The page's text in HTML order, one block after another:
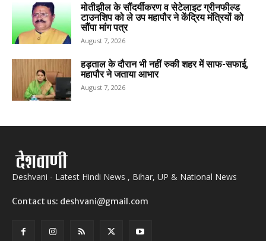
मोतीझील के सौंदर्यीकरण व सेटेलाइट ग्रीनफील्ड
टाउनशिप को ले उप महापौर ने केंद्रिय मंत्रियों को
सौंपा मांग पत्र
August 7, 2026
हड़ताल के दौरान भी नहीं रुकी शहर में साफ-सफाई,
महापौर ने जताया आभार
August 7, 2026
Deshvani - Latest Hindi News , Bihar, UP & National News
Contact us: deshvani@gmail.com